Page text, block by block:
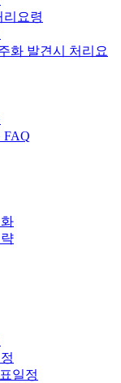
리요령
화 발견시 처리요
FAQ
일정